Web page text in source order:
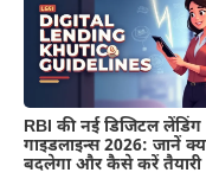
RBI की नई डिजिटल लेंडिंग
गाइडलाइन्स 2026: जानें
बदलेगा और कैसे करें तैयारी